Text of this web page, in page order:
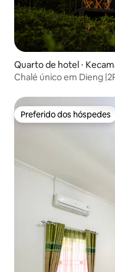
Quarto de hotel ⋅
Chalé único em Dieng
Preferido dos hóspedes
Preferido dos hóspedes